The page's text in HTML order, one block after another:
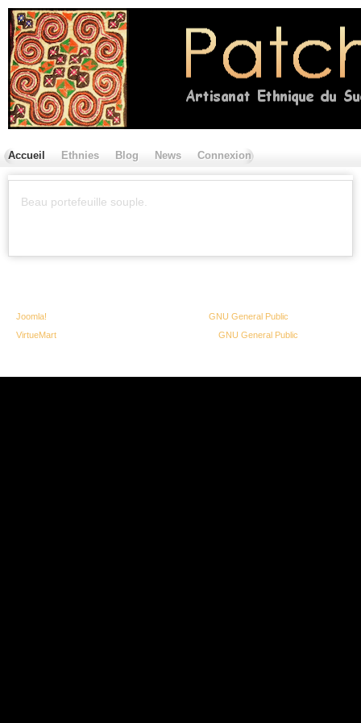
Accueil Ethnies Blog News Connexion
Beau portefeuille souple.
Joomla!
GNU General Public
VirtueMart
GNU General Public